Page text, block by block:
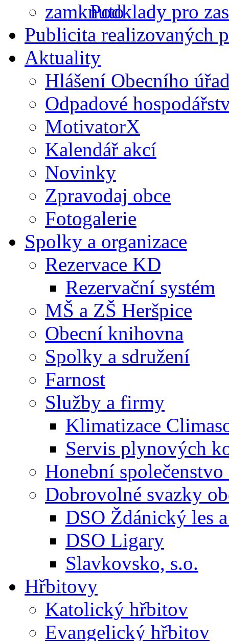
Podklady pro
Publicita realizovaných
Aktuality
Hlášení Obecního
Odpadové
MotivatorX
Kalendář akcí
Novinky
Zpravodaj obce
Fotogalerie
Spolky a organizace
Rezervace KD
Rezervační systém
MŠ a ZŠ Heršpice
Obecní knihovna
Spolky a sdružení
Farnost
Služby a firmy
Klimatizace
Servis plynových
Honební společenstvo
Dobrovolné svazky
DSO Ždánický les
DSO Ligary
Slavkovsko, s.o.
Hřbitovy
Katolický hřbitov
Evangelický hřbitov